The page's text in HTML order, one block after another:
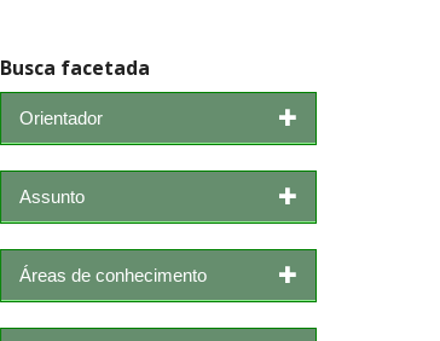
Busca facetada
Orientador
Assunto
Áreas de conhecimento